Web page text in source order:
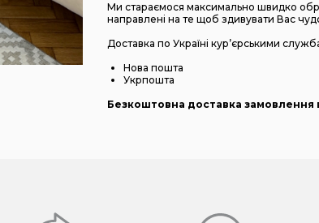
Ми стараємося максимально швидко
направлені на те щоб здивувати Вас
Доставка по Україні кур’єрськими
Нова пошта
Укрпошта
Безкоштовна доставка замовлення